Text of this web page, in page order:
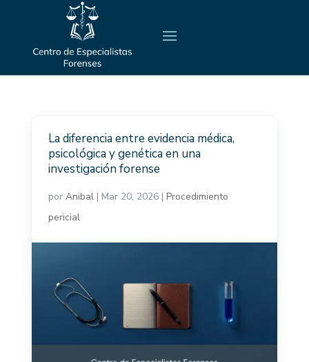
La diferencia entre evidencia médica,
psicológica y genética en una
investigación forense
por Anibal| Mar 20, 2026| Procedimiento
pericial